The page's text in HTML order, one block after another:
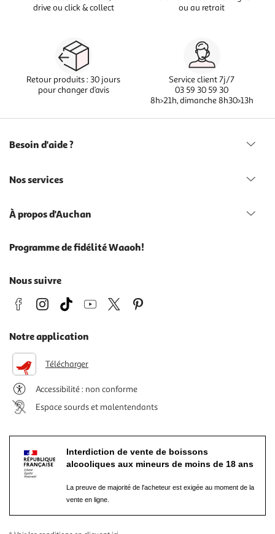
drive ou click & collect
ou au retrait
Retour produits : 30 jours
pour changer d’avis
Service client 7j/7
03 59 30 59 30
8h>21h, dimanche 8h30>13h
Besoin d'aide ?
Nos services
À propos d'Auchan
Programme de fidélité Waaoh!
Nous suivre
Notre application
Télécharger
Accessibilité : non conforme
Espace sourds et malentendants
Interdiction de vente de boissons
alcooliques aux mineurs de moins de 18 ans
La preuve de majorité de l'acheteur est exigée au moment de la
vente en ligne.